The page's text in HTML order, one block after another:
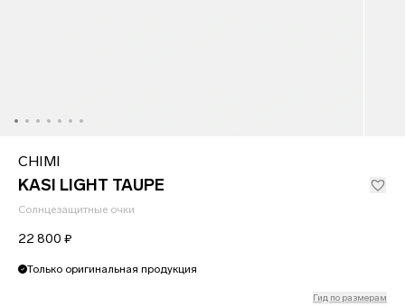
CHIMI
KASI LIGHT TAUPE
Солнцезащитные очки
22 800 ₽
Только оригинальная продукция
Гид по размерам